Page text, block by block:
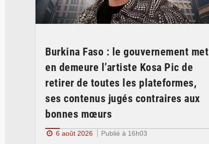
Burkina Faso : le gouvernement met
en demeure l’artiste Kosa Pic de
retirer de toutes les plateformes,
ses contenus jugés contraires aux
bonnes mœurs
6 août 2026
Publié à 16h03